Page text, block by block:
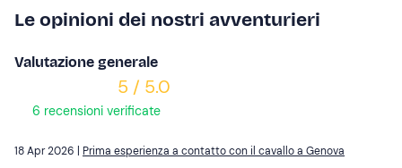
Le opinioni dei nostri avventurieri
Valutazione generale
5 / 5.0
6 recensioni verificate
18 Apr 2026 | Prima esperienza a contatto con il cavallo a Genova